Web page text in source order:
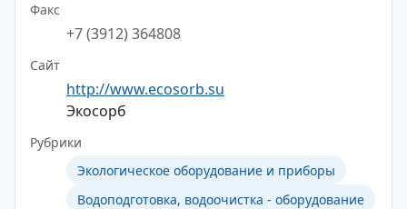
Факс
+7 (3912) 364808
Сайт
http://www.ecosorb.su
Экосорб
Рубрики
Экологическое оборудование и приборы
Водоподготовка, водоочистка - оборудование